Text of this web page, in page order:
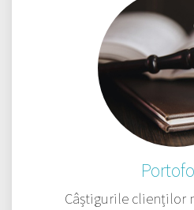
Câștigurile clienților